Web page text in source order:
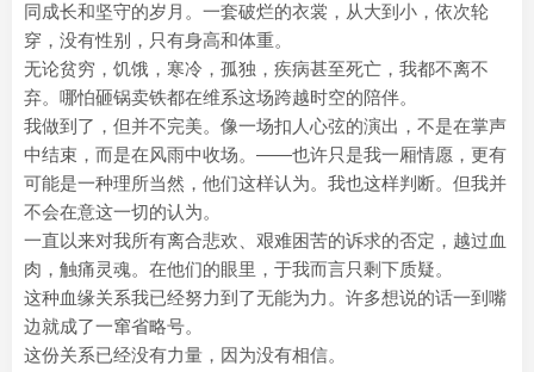
同成长和坚守的岁月。一套破烂的衣裳，从大到小，依次轮
穿，没有性别，只有身高和体重。
无论贫穷，饥饿，寒冷，孤独，疾病甚至死亡，我都不离不
弃。哪怕砸锅卖铁都在维系这场跨越时空的陪伴。
我做到了，但并不完美。像一场扣人心弦的演出，不是在掌声
中结束，而是在风雨中收场。——也许只是我一厢情愿，更有
可能是一种理所当然，他们这样认为。我也这样判断。但我并
不会在意这一切的认为。
一直以来对我所有离合悲欢、艰难困苦的诉求的否定，越过血
肉，触痛灵魂。在他们的眼里，于我而言只剩下质疑。
这种血缘关系我已经努力到了无能为力。许多想说的话一到嘴
边就成了一窜省略号。
这份关系已经没有力量，因为没有相信。